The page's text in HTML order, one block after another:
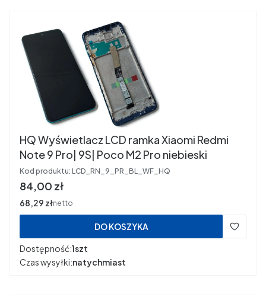
HQ Wyświetlacz LCD ramka Xiaomi Redmi
Note 9 Pro| 9S| Poco M2 Pro niebieski
Kod produktu: LCD_RN_9_PR_BL_WF_HQ
Cena
84,00 zł
Cena
68,29 złnetto
DO KOSZYKA
Dostępność:1szt
Czas wysyłki:natychmiast